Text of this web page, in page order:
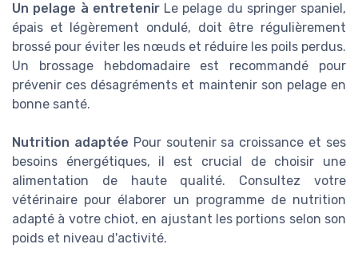
Un pelage à entretenirLe pelage du springer spaniel,
épais et légèrement ondulé, doit être régulièrement
brossé pour éviter les nœuds et réduire les poils perdus.
Un brossage hebdomadaire est recommandé pour
prévenir ces désagréments et maintenir son pelage en
bonne santé.
Nutrition adaptée Pour soutenir sa croissance et ses
besoins énergétiques, il est crucial de choisir une
alimentation de haute qualité. Consultez votre
vétérinaire pour élaborer un programme de nutrition
adapté à votre chiot, en ajustant les portions selon son
poids et niveau d'activité.